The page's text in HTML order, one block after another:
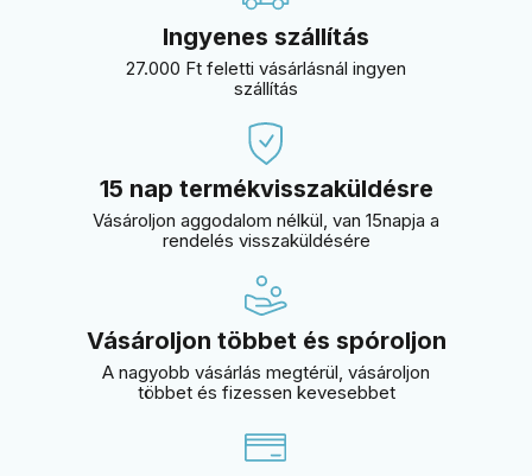
Ingyenes szállítás
27.000 Ft feletti vásárlásnál ingyen
szállítás
15 nap termékvisszaküldésre
Vásároljon aggodalom nélkül, van 15napja a
rendelés visszaküldésére
Vásároljon többet és spóroljon
A nagyobb vásárlás megtérül, vásároljon
többet és fizessen kevesebbet